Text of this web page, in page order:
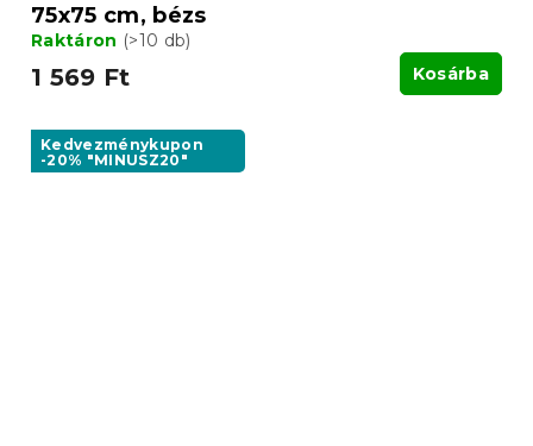
75x75 cm, bézs
Raktáron (>10 db)
1 569 Ft Kosárba
Kedvezménykupon
-20% "MINUSZ20"